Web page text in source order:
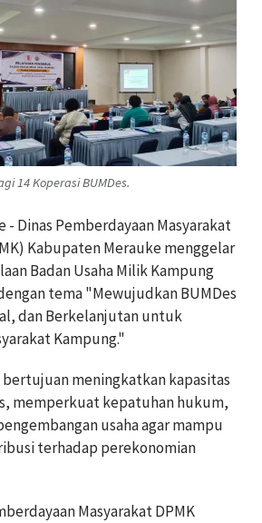
14 Koperasi BUMDes.
- Dinas Pemberdayaan Masyarakat
Kabupaten Merauke menggelar
Badan Usaha Milik Kampung
tema "Mewujudkan BUMDes
dan Berkelanjutan untuk
Kampung."
meningkatkan kapasitas
memperkuat kepatuhan hukum,
usaha agar mampu
terhadap perekonomian
Masyarakat DPMK